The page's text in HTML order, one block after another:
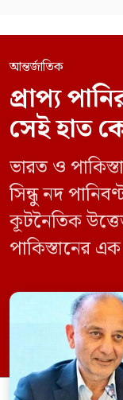
আন্তর্জাতিক
প্রাপ্য
সেই হাত
ভারত ও
সিন্ধু নদ
কূটনৈতিক
পাকিস্তানের এক
পানির ওপর
ফেলা হবে।
আর পাতিল
[…]